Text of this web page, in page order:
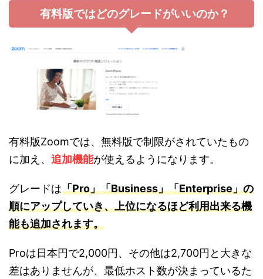
有料版ではどのグレードがいいのか？
有料版Zoomでは、無料版で制限がされていたもの
に加え、 追加機能が使えるようになります。
グレードは「Pro」「Business」「Enterprise」の
順にアップしていき、上位になるほど利用出来る機
能も追加されます。
Proは日本円で2,000円、その他は2,700円と大きな
差はありませんが、最低ホスト数が決まっているた